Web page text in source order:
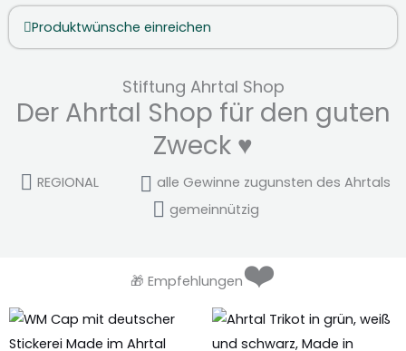
Produktwünsche einreichen
Stiftung Ahrtal Shop
Der Ahrtal Shop für den guten
Zweck ♥
REGIONAL
alle Gewinne zugunsten des Ahrtals
ge­mein­nüt­zig
🎁 Empfehlungen❤️
Dieses
Produkt